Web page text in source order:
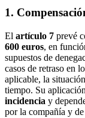
1.
El artículo 7 prevé
600 euros, en
supuestos de
casos de retraso en
aplicable, la
tiempo. Su
incidencia y
por la compañía y